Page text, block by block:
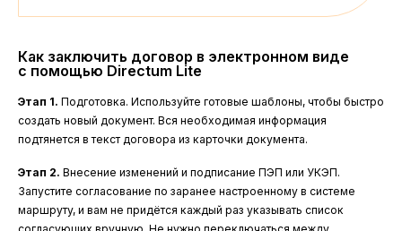
Как заключить договор в электронном виде
с помощью Directum Lite
Этап 1. Подготовка. Используйте готовые шаблоны, чтобы быстро
создать новый документ. Вся необходимая информация
подтянется в текст договора из карточки документа.
Этап 2. Внесение изменений и подписание ПЭП или УКЭП.
Запустите согласование по заранее настроенному в системе
маршруту, и вам не придётся каждый раз указывать список